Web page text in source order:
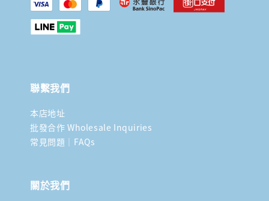
聯繫我們
本店地址
批發合作 Wholesale Inquiries
常見問題｜FAQs
關於我們